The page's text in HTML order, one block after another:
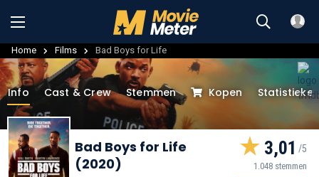
Home Films Bad Boys for Life
Info Cast & Crew Stemmen Kopen
Bad Boys for Life
(2020)
3,01
1.048 stemmen